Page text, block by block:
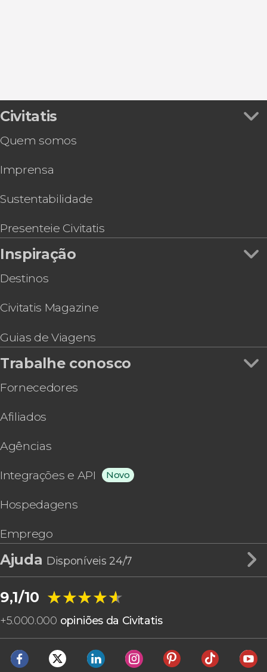
Civitatis
Quem somos
Imprensa
Sustentabilidade
Presenteie Civitatis
Inspiração
Destinos
Civitatis Magazine
Guias de Viagens
Trabalhe conosco
Fornecedores
Afiliados
Agências
Integrações e API Novo
Hospedagens
Emprego
Ajuda Disponíveis 24/7
9,1/10 ★★★★★
★★★★★
+5.000.000 opiniões da Civitatis